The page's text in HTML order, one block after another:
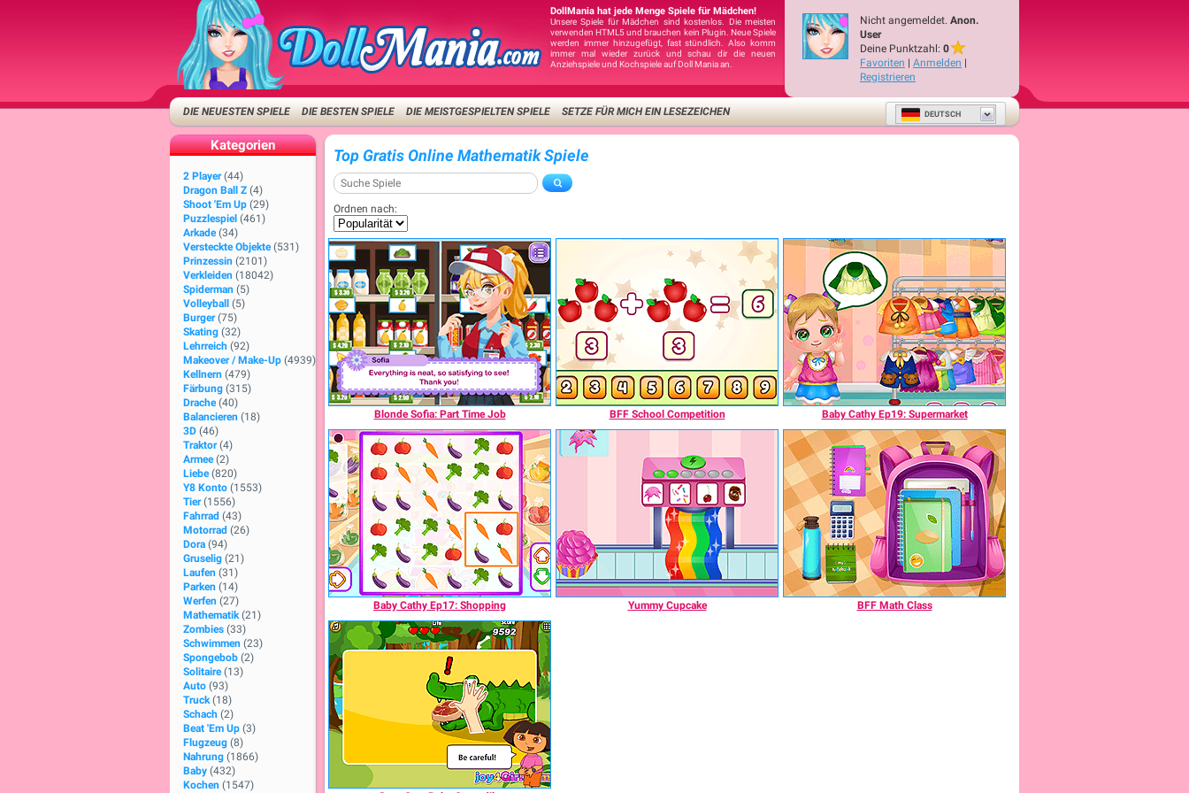
DollMania hat jede Menge Spiele für Mädchen!
Unsere Spiele für Mädchen sind kostenlos. Die meisten
verwenden HTML5 und brauchen kein Plugin. Neue Spiele
werden immer hinzugefügt, fast stündlich. Also komm
immer mal wieder zurück und schau dir die neuen
Anziehspiele und Kochspiele auf Doll Mania an.
Nicht angemeldet. Anon.
User
Deine Punktzahl: 0
Favoriten | Anmelden |
Registrieren
DIE NEUESTEN SPIELE DIE BESTEN SPIELE DIE MEISTGESPIELTEN SPIELE SETZE FÜR MICH EIN LESEZEICHEN DEUTSCH
Kategorien
2 Player (44)
Dragon Ball Z (4)
Shoot 'Em Up (29)
Puzzlespiel (461)
Arkade (34)
Versteckte Objekte (531)
Prinzessin (2101)
Verkleiden (18042)
Spiderman (5)
Volleyball
(5)
Burger (75)
Skating (32)
Lehrreich (92)
Makeover / Make-Up (4939)
Kellnern (479)
Färbung (315)
Drache (40)
Balancieren (18)
3D (46)
Traktor (4)
Armee (2)
Liebe (820)
Y8 Konto (1553)
Tier (1556)
Fahrrad (43)
Motorrad (26)
Dora (94)
Gruselig (21)
Laufen (31)
Parken (14)
Werfen (27)
Mathematik (21)
Zombies (33)
Schwimmen (23)
Spongebob (2)
Solitaire (13)
Auto (93)
Truck (18)
Schach (2)
Beat 'Em Up (3)
Flugzeug (8)
Nahrung (1866)
Baby (432)
Kochen (1547)
Top Gratis Online Mathematik Spiele
Ordnen nach:
Blonde Sofia: Part Time Job BFF School Competition Baby Cathy Ep19: Supermarket
Baby Cathy Ep17: Shopping Yummy Cupcake BFF Math Class